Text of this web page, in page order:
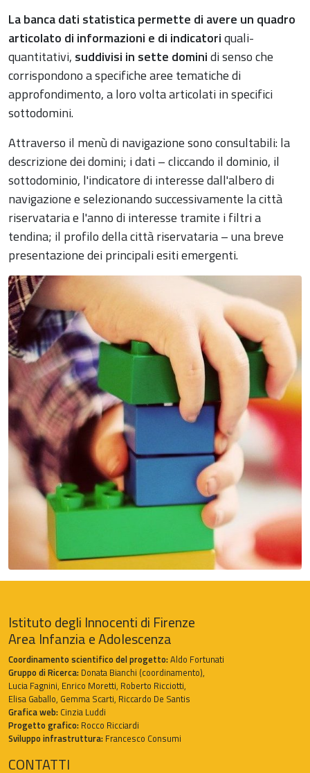
La banca dati statistica permette di avere un quadro
articolato di informazioni e di indicatoriquali-
quantitativi, suddivisi in sette dominidi senso che
corrispondono a specifiche aree tematiche di
approfondimento, a loro volta articolati in specifici
sottodomini.
Attraverso il menù di navigazione sono consultabili: la
descrizione dei domini; i dati – cliccando il dominio, il
sottodominio, l'indicatore di interesse dall'albero di
navigazione e selezionando successivamente la città
riservataria e l'anno di interesse tramite i filtri a
tendina; il profilo della città riservataria – una breve
presentazione dei principali esiti emergenti.
Istituto degli Innocenti di Firenze
Area Infanzia e Adolescenza
Coordinamento scientifico del progetto:Aldo Fortunati
Gruppo di Ricerca: Donata Bianchi (coordinamento),
Lucia Fagnini, Enrico Moretti, Roberto Ricciotti,
Elisa Gaballo, Gemma Scarti, Riccardo De Santis
Grafica web: Cinzia Luddi
Progetto grafico: Rocco Ricciardi
Sviluppo infrastruttura: Francesco Consumi
CONTATTI